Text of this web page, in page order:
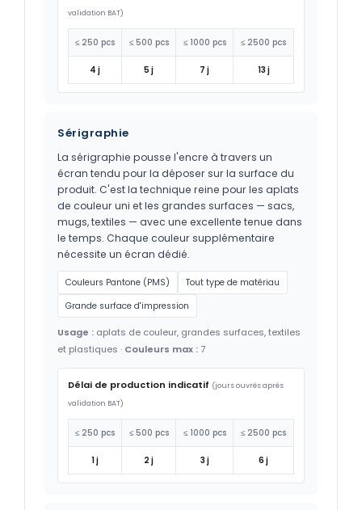
validation BAT)
≤ 250 pcs ≤ 500 pcs ≤ 1000 pcs ≤ 2500 pcs
4 j 5 j 7 j 13 j
Sérigraphie
La sérigraphie pousse l'encre à travers un
écran tendu pour la déposer sur la surface du
produit. C'est la technique reine pour les aplats
de couleur uni et les grandes surfaces — sacs,
mugs, textiles — avec une excellente tenue dans
le temps. Chaque couleur supplémentaire
nécessite un écran dédié.
Couleurs Pantone (PMS)
Tout type de matériau
Grande surface d'impression
Usage : aplats de couleur, grandes surfaces, textiles
et plastiques · Couleurs max :7
Délai de production indicatif (jours ouvrés après
validation BAT)
≤ 250 pcs ≤ 500 pcs ≤ 1000 pcs ≤ 2500 pcs
1 j 2 j 3 j 6 j